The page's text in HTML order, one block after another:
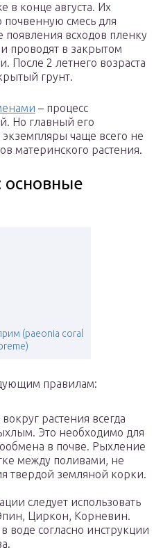
в конце августа. Их
смесь для
всходов пленку
проводят в закрытом
После 2 летнего возраста
грунт.
– процесс
Но главный его
чаще всего не
материнского растения.
основные
(paeonia coral
правилам:
растения всегда
Это необходимо для
в почве. Рыхление
между поливами, не
твердой земляной корки.
следует использовать
Циркон, Корневин.
воде согласно инструкции